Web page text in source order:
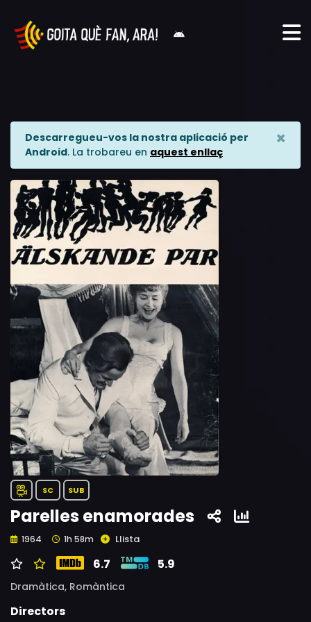
Descarregueu-vos la nostra aplicació per
Android. La trobareu en aquest enllaç
×
SC SUB
Parelles enamorades
1964 1h 58m Llista
6.7 5.9
Dramàtica, Romàntica
Directors